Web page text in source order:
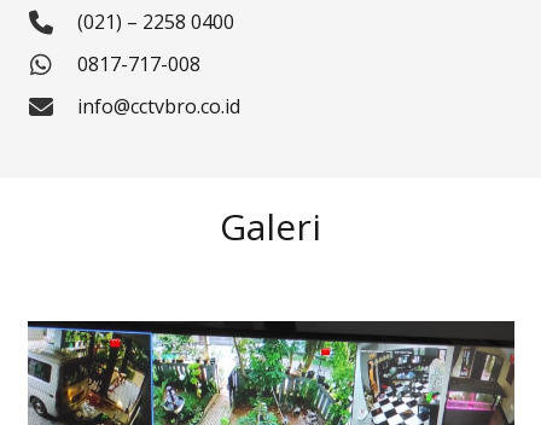
(021) – 2258 0400
0817-717-008
info@cctvbro.co.id
Galeri